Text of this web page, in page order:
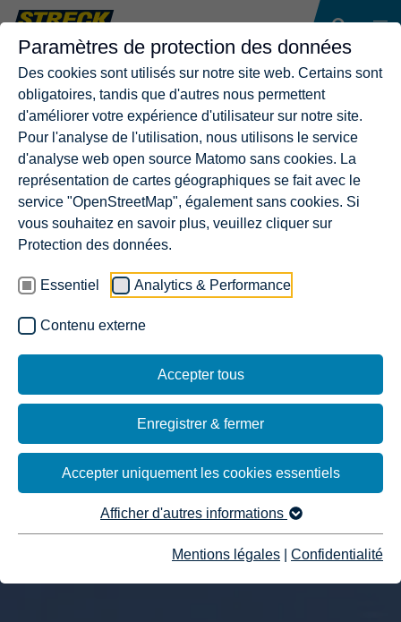
Paramètres de protection des données
Des cookies sont utilisés sur notre site web. Certains sont
obligatoires, tandis que d'autres nous permettent
d'améliorer votre expérience d'utilisateur sur notre site.
Pour l'analyse de l'utilisation, nous utilisons le service
d'analyse web open source Matomo sans cookies. La
représentation de cartes géographiques se fait avec le
service "OpenStreetMap", également sans cookies. Si
vous souhaitez en savoir plus, veuillez cliquer sur
Protection des données.
Essentiel Analytics & Performance
Contenu externe
Accepter tous
Enregistrer & fermer
Accepter uniquement les cookies essentiels
Afficher d'autres informations
Mentions légales Confidentialité